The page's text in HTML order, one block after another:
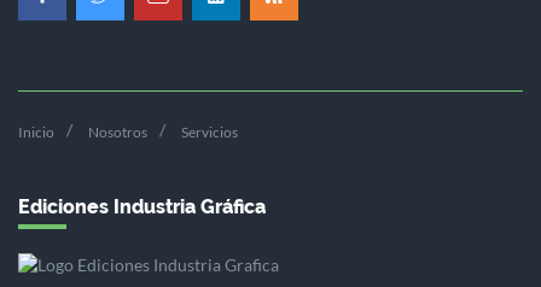
Inicio Nosotros Servicios
Ediciones Industria Gráfica